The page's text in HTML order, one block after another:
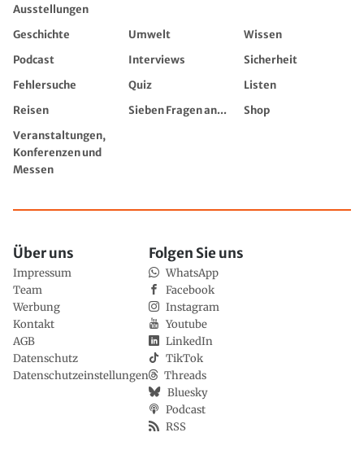
Ausstellungen
Geschichte Umwelt
Wissen
Podcast
Interviews
Sicherheit
Fehlersuche
Quiz
Listen
Reisen
Sieben Fragen an...
Shop
Veranstaltungen,
Konferenzen und
Messen
Über uns
Impressum
Team
Werbung
Kontakt
AGB
Datenschutz
Datenschutzeinstellungen
Folgen Sie uns
WhatsApp
Facebook
Instagram
Youtube
LinkedIn
TikTok
Threads
Bluesky
Podcast
RSS